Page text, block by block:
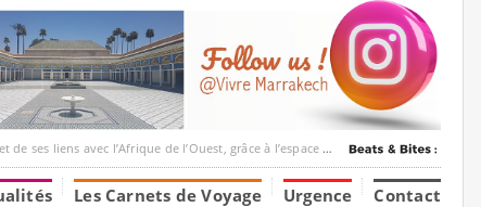
de l’Ouest, grâce à l’espace Marrakesh-Tumbuktu.
Les Carnets de Voyage Urgence Contact